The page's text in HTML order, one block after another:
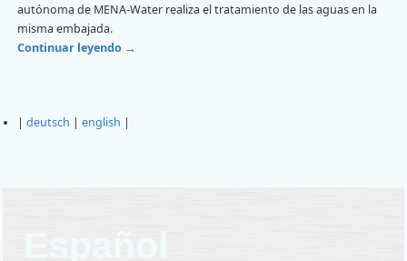
autónoma de MENA-Water realiza el tratamiento de las aguas en la
misma embajada.
Continuar leyendo →
| deutsch | english |